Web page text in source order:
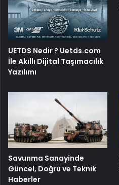
UETDS Nedir ? Uetds.com
İle Akıllı Dijital Taşımacılık
Yazılımı
Savunma Sanayinde
Güncel, Doğru ve Teknik
Haberler